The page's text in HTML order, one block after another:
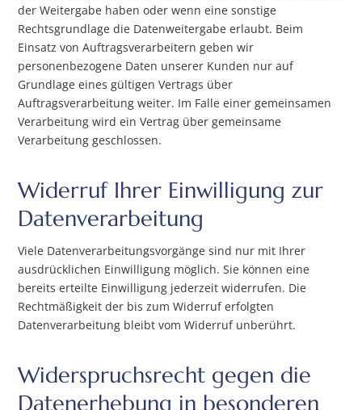
der Weitergabe haben oder wenn eine sonstige
Rechtsgrundlage die Datenweitergabe erlaubt. Beim
Einsatz von Auftragsverarbeitern geben wir
personenbezogene Daten unserer Kunden nur auf
Grundlage eines gültigen Vertrags über
Auftragsverarbeitung weiter. Im Falle einer gemeinsamen
Verarbeitung wird ein Vertrag über gemeinsame
Verarbeitung geschlossen.
Widerruf Ihrer Einwilligung zur
Datenverarbeitung
Viele Datenverarbeitungsvorgänge sind nur mit Ihrer
ausdrücklichen Einwilligung möglich. Sie können eine
bereits erteilte Einwilligung jederzeit widerrufen. Die
Rechtmäßigkeit der bis zum Widerruf erfolgten
Datenverarbeitung bleibt vom Widerruf unberührt.
Widerspruchsrecht gegen die
Datenerhebung in besonderen